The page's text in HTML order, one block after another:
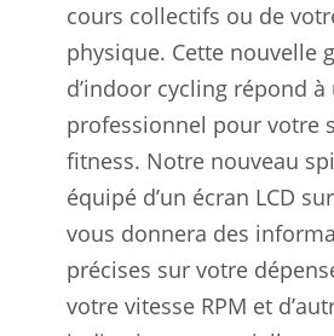
cours collectifs ou de
physique. Cette nouvelle
d’indoor cycling répond à
professionnel pour votre
fitness. Notre nouveau
équipé d’un écran LCD
vous donnera des
précises sur votre
votre vitesse RPM et